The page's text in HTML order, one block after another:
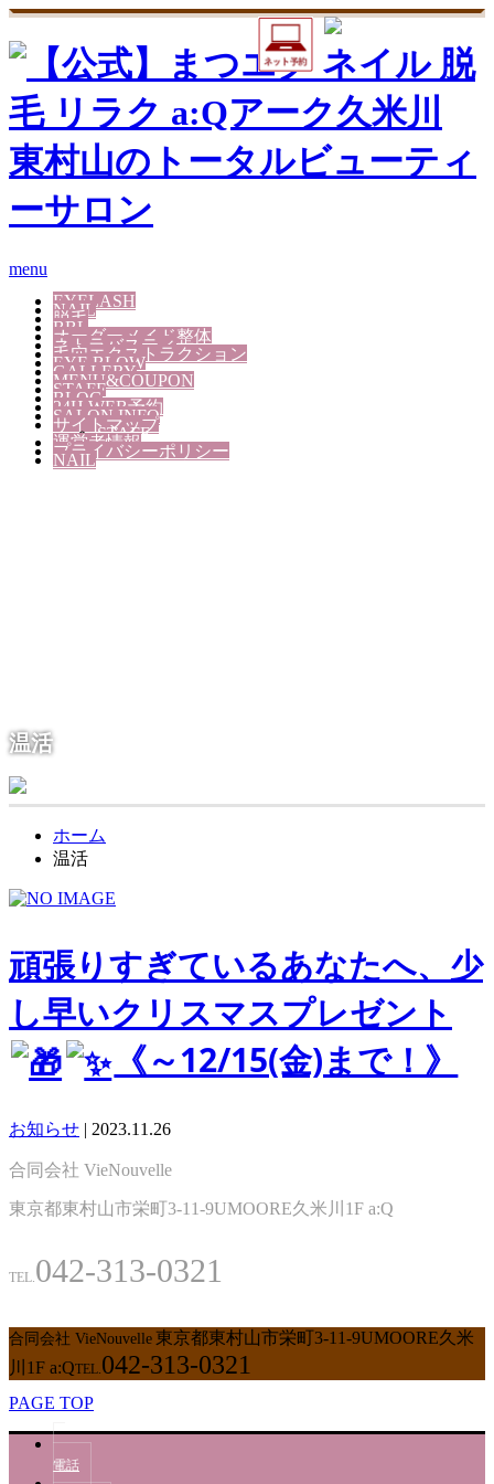
menu
EYELASH
NAIL
脱毛
BBL
オーダーメイド整体
ネトラバスティ
毛穴エクストラクション
EYE BLOW
GALLERY
MENU&COUPON
STAFF
BLOG
24H WEB予約
SALON INFO
サイトマップ
STAFF
運営者情報
プライバシーポリシー
NAIL
温活
ホーム
温活
頑張りすぎているあなたへ、少
し早いクリスマスプレゼント
《～12/15(金)まで！》
お知らせ 2023.11.26
合同会社 VieNouvelle
東京都東村山市栄町3-11-9UMOORE久米川1F a:Q
TEL.042-313-0321
合同会社 VieNouvelle 東京都東村山市栄町3-11-9UMOORE久米
川1F a:QTEL.042-313-0321
PAGE TOP
電話